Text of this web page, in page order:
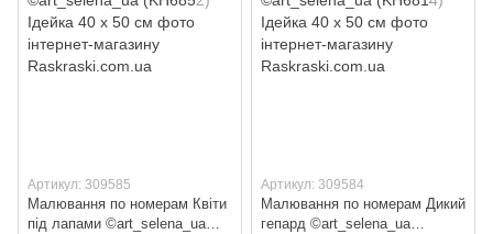
Артикул: 309585
Малювання по номерам Квіти
під лапами ©art_selena_ua
Артикул: 309584
Малювання по номерам Дикий
гепард ©art_selena_ua